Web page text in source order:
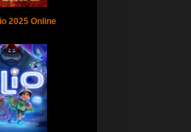
2025 Online